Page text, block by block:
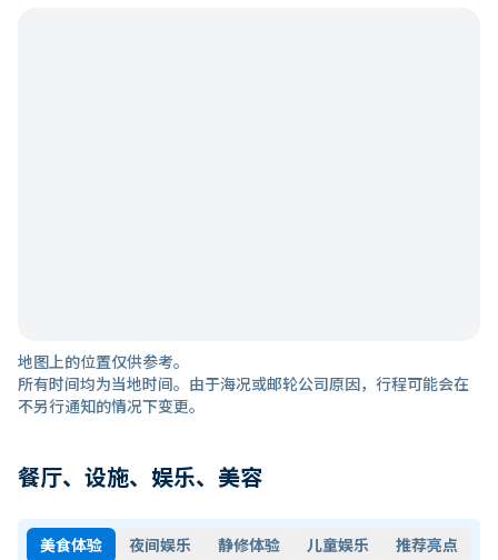
地图上的位置仅供参考。
所有时间均为当地时间。由于海况或邮轮公司原因，行程可能会在
不另行通知的情况下变更。
餐厅、设施、娱乐、美容
美食体验 夜间娱乐 静修体验 儿童娱乐 推荐亮点